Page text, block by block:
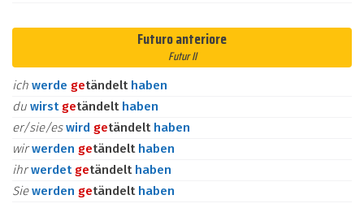
Futuro anteriore
Futur II
ich werde getändelt haben
du wirst getändelt haben
er/sie/eswird getändelt haben
wirwerden getändelt haben
ihrwerdet getändelt haben
Siewerden getändelt haben